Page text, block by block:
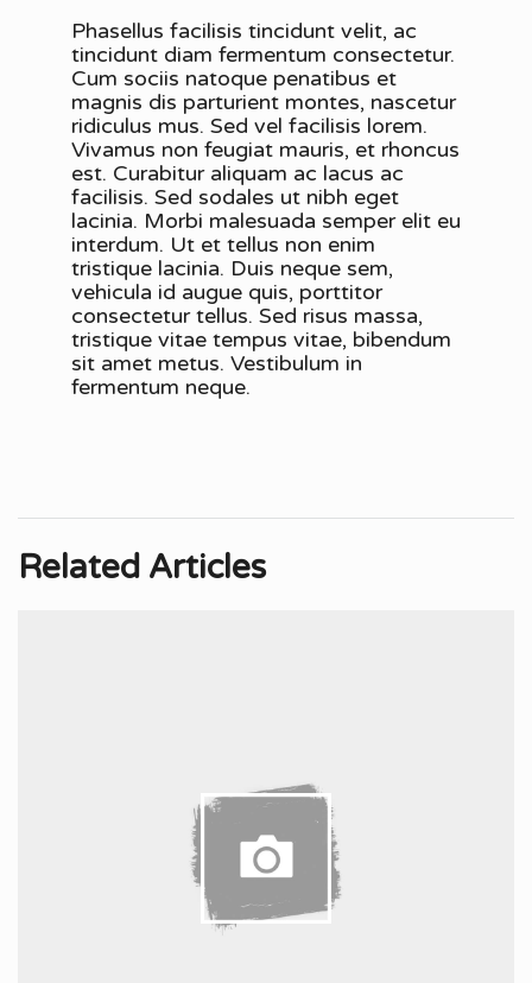
Phasellus facilisis tincidunt velit, ac
tincidunt diam fermentum consectetur.
Cum sociis natoque penatibus et
magnis dis parturient montes, nascetur
ridiculus mus. Sed vel facilisis lorem.
Vivamus non feugiat mauris, et rhoncus
est. Curabitur aliquam ac lacus ac
facilisis. Sed sodales ut nibh eget
lacinia. Morbi malesuada semper elit eu
interdum. Ut et tellus non enim
tristique lacinia. Duis neque sem,
vehicula id augue quis, porttitor
consectetur tellus. Sed risus massa,
tristique vitae tempus vitae, bibendum
sit amet metus. Vestibulum in
fermentum neque.
Related Articles